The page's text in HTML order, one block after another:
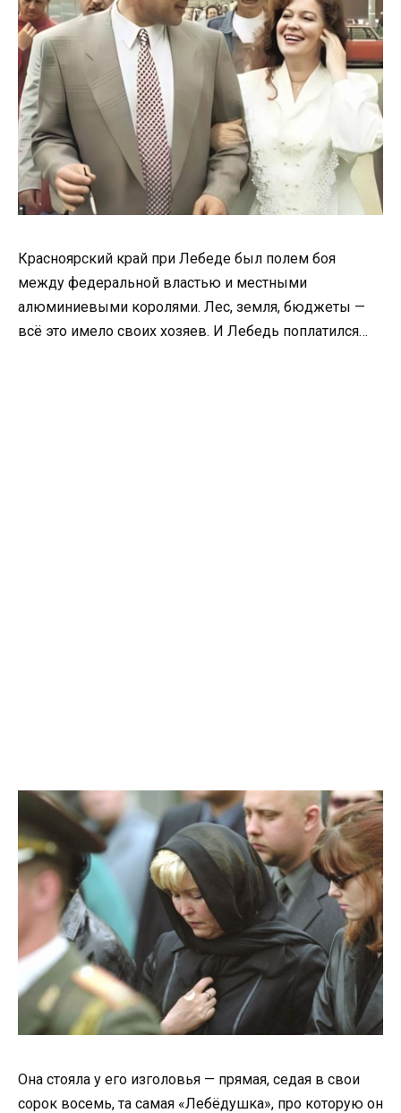
Красноярский край при Лебеде был полем боя
между федеральной властью и местными
алюминиевыми королями. Лес, земля, бюджеты —
всё это имело своих хозяев. И Лебедь поплатился…
Она стояла у его изголовья — прямая, седая в свои
сорок восемь, та самая «Лебёдушка», про которую он